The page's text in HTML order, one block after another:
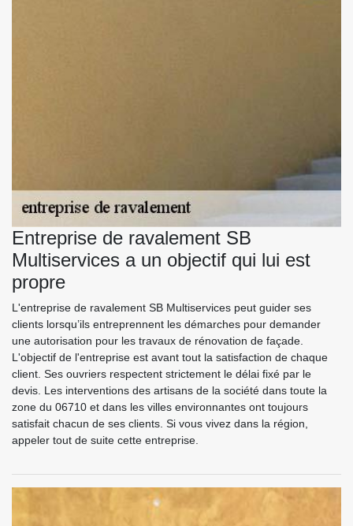
Entreprise de ravalement SB
Multiservices a un objectif qui lui est
propre
L'entreprise de ravalement SB Multiservices peut guider ses
clients lorsqu’ils entreprennent les démarches pour demander
une autorisation pour les travaux de rénovation de façade.
L'objectif de l'entreprise est avant tout la satisfaction de chaque
client. Ses ouvriers respectent strictement le délai fixé par le
devis. Les interventions des artisans de la société dans toute la
zone du 06710 et dans les villes environnantes ont toujours
satisfait chacun de ses clients. Si vous vivez dans la région,
appeler tout de suite cette entreprise.